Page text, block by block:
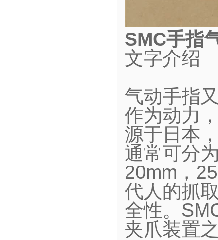
SMC手指
文字介绍
气动手指
作为动力
源于日本
通常可分
20mm，
代人的抓
全性。
夹爪装置